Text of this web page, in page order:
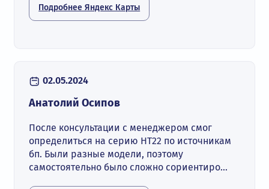
Подробнее Яндекс Карты
02.05.2024
Анатолий Осипов
После консультации с менеджером смог
определиться на серию НТ22 по источникам
бп. Были разные модели, поэтому
самостоятельно было сложно сориентиро...